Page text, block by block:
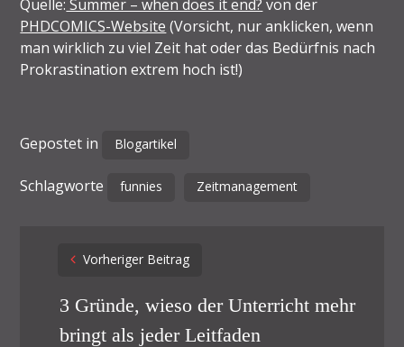
Quelle: Summer – when does it end? von der
PHDCOMICS-Website (Vorsicht, nur anklicken, wenn
man wirklich zu viel Zeit hat oder das Bedürfnis nach
Prokrastination extrem hoch ist!)
Gepostet in Blogartikel
Schlagworte funnies Zeitmanagement
Post
navigation
Vorheriger Beitrag
3 Gründe, wieso der Unterricht mehr
bringt als jeder Leitfaden